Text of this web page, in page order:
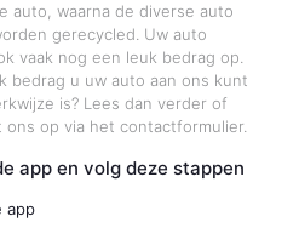
auto, waarna de diverse auto
gerecycled. Uw auto
vaak nog een leuk bedrag op.
bedrag u uw auto aan ons kunt
is? Lees dan verder of
op via het contactformulier.
app en volg deze stappen
app